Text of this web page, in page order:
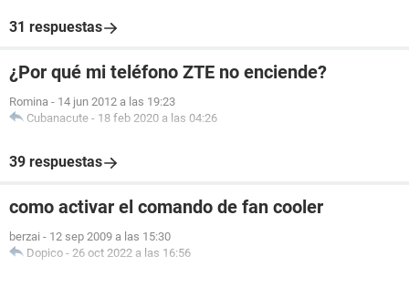
31 respuestas
¿Por qué mi teléfono ZTE no enciende?
Romina - 14 jun 2012 a las 19:23
Cubanacute - 18 feb 2020 a las 04:26
39 respuestas
como activar el comando de fan cooler
berzai - 12 sep 2009 a las 15:30
Dopico - 26 oct 2022 a las 16:56